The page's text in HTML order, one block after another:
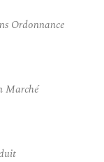
Ordonnance
Marché